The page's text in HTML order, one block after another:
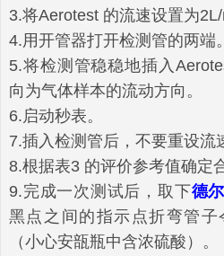
3.将Aerotest 的流速设置为2L/
4.用开管器打开检测管的两端。
5.将检测管稳稳地插入
向为气体样本的流动方向。
6.启动秒表。
7.插入检测管后，不要重设流
8.根据表3 的评价参考值确定
9.完成一次测试后，取下德
黑点之间的指示点折弯管
（小心安瓿瓶中含浓硫酸）。